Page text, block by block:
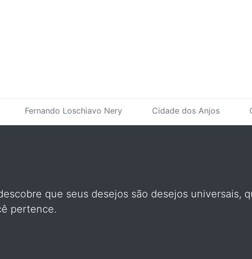
Fernando Loschiavo Nery Cidade dos Anjos
que seus desejos são desejos universais,
pertence.